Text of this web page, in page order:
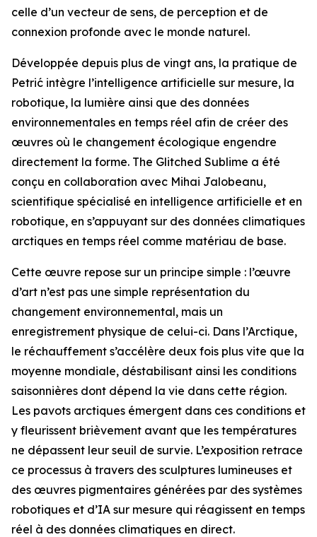
celle d’un vecteur de sens, de perception et de
connexion profonde avec le monde naturel.
Développée depuis plus de vingt ans, la pratique de
Petrić intègre l’intelligence artificielle sur mesure, la
robotique, la lumière ainsi que des données
environnementales en temps réel afin de créer des
œuvres où le changement écologique engendre
directement la forme. The Glitched Sublime a été
conçu en collaboration avec Mihai Jalobeanu,
scientifique spécialisé en intelligence artificielle et en
robotique, en s’appuyant sur des données climatiques
arctiques en temps réel comme matériau de base.
Cette œuvre repose sur un principe simple : l’œuvre
d’art n’est pas une simple représentation du
changement environnemental, mais un
enregistrement physique de celui-ci. Dans l’Arctique,
le réchauffement s’accélère deux fois plus vite que la
moyenne mondiale, déstabilisant ainsi les conditions
saisonnières dont dépend la vie dans cette région.
Les pavots arctiques émergent dans ces conditions et
y fleurissent brièvement avant que les températures
ne dépassent leur seuil de survie. L’exposition retrace
ce processus à travers des sculptures lumineuses et
des œuvres pigmentaires générées par des systèmes
robotiques et d’IA sur mesure qui réagissent en temps
réel à des données climatiques en direct.